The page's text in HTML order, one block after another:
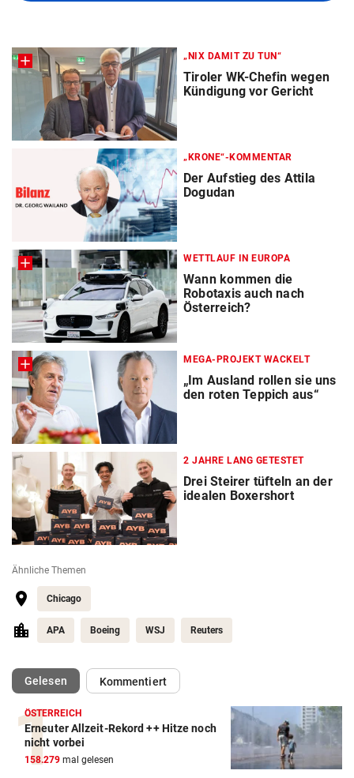
„NIX DAMIT ZU TUN“
Tiroler WK-Chefin wegen
Kündigung vor Gericht
„KRONE“-KOMMENTAR
Der Aufstieg des Attila
Dogudan
WETTLAUF IN EUROPA
Wann kommen die
Robotaxis auch nach
Österreich?
MEGA-PROJEKT WACKELT
„Im Ausland rollen sie uns
den roten Teppich aus“
2 JAHRE LANG GETESTET
Drei Steirer tüfteln an der
idealen Boxershort
Ähnliche Themen
Chicago
APA Boeing WSJ Reuters
Gelesen(ausgewählt)Kommentiert
ÖSTERREICH
Erneuter Allzeit-Rekord ++ Hitze noch
nicht vorbei
158.279 mal gelesen